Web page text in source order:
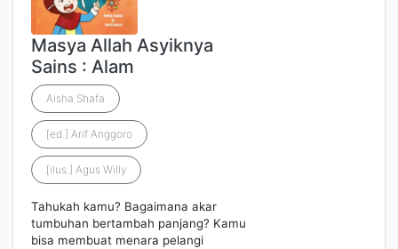
Masya Allah Asyiknya
Sains : Alam
Aisha Shafa
[ed.] Arif Anggoro
[ilus.] Agus Willy
Tahukah kamu? Bagaimana akar
tumbuhan bertambah panjang? Kamu
bisa membuat menara pelangi